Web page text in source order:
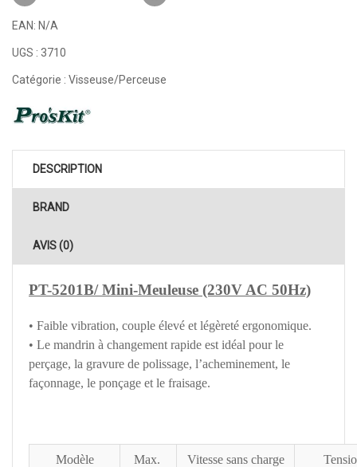
EAN: N/A
UGS : 3710
Catégorie : Visseuse/Perceuse
DESCRIPTION
BRAND
AVIS (0)
PT-5201B/ Mini-Meuleuse (230V AC 50Hz)
• Faible vibration, couple élevé et légèreté ergonomique.
• Le mandrin à changement rapide est idéal pour le
perçage, la gravure de polissage, l’acheminement, le
façonnage, le ponçage et le fraisage.
Modèle
Max.
Vitesse sans charge